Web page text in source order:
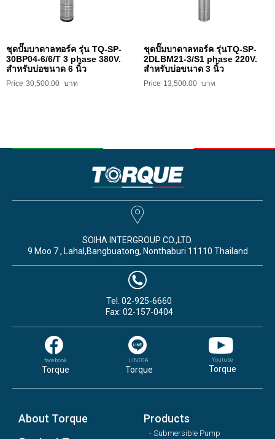
ชุดปั๊มบาดาลทอร์ค รุ่น TQ-SP-
30BP04-6/6/T 3 phase 380V.
สำหรับบ่อขนาด 6 นิ้ว
30,500.00
ชุดปั๊มบาดาลทอร์ค รุ่นTQ-SP-
2DLBM21-3/S1 phase 220V.
สำหรับบ่อขนาด 3 นิ้ว
13,500.00
SOIHA INTERGROUP CO.,LTD.
9 Moo 7 , Lahal,Bangbuatong, Nonthaburi 11110 Thailand
Tel. 02-925-6660
Fax: 02-157-0404
facebook
Torque
LINEOA
Torque
Youtube
Torque
About Torque
Products
- Submersible Pump